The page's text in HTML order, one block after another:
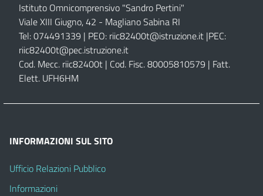
Istituto Omnicomprensivo "Sandro Pertini"
Viale XIII Giugno, 42 - Magliano Sabina RI
Tel: 074491339 | PEO: riic82400t@istruzione.it |PEC:
riic82400t@pec.istruzione.it
Cod. Mecc. riic82400t | Cod. Fisc. 80005810579 | Fatt.
Elett. UFH6HM
INFORMAZIONI SUL SITO
Ufficio Relazioni Pubblico
Informazioni